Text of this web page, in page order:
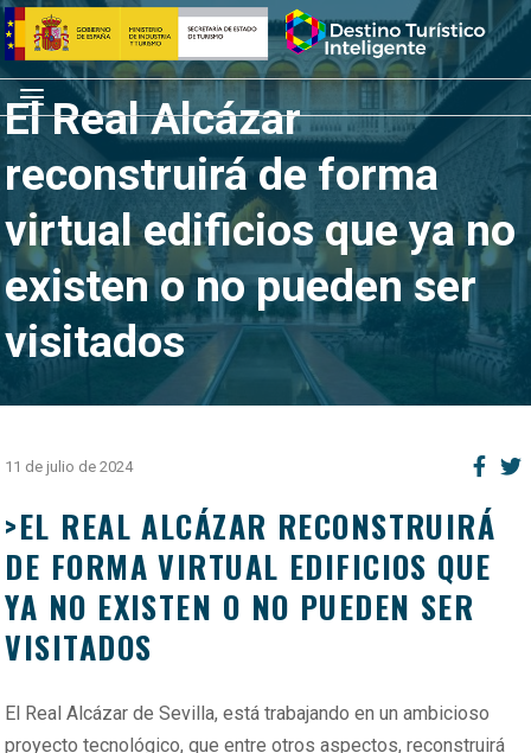
Saltar
al
contenido
Inicio
Menú
El Real Alcázar
reconstruirá de forma
virtual edificios que ya no
existen o no pueden ser
visitados
11 de julio de 2024
>EL REAL ALCÁZAR RECONSTRUIRÁ
DE FORMA VIRTUAL EDIFICIOS QUE
YA NO EXISTEN O NO PUEDEN SER
VISITADOS
El Real Alcázar de Sevilla, está trabajando en un ambicioso
proyecto tecnológico, que entre otros aspectos, reconstruirá